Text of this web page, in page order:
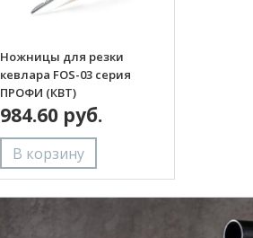
Ножницы для резки
кевлара FOS-03 серия
ПРОФИ (КВТ)
984.60 руб.